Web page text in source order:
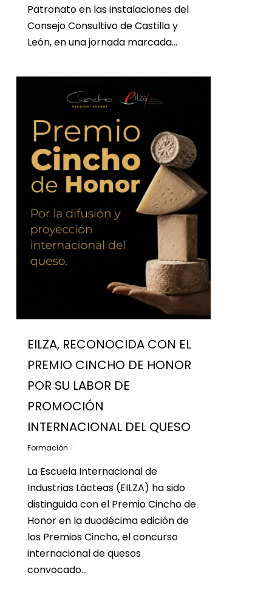
Patronato en las instalaciones del
Consejo Consultivo de Castilla y
León, en una jornada marcada…
EILZA, RECONOCIDA CON EL
PREMIO CINCHO DE HONOR
POR SU LABOR DE
PROMOCIÓN
INTERNACIONAL DEL QUESO
Formación
La Escuela Internacional de
Industrias Lácteas (EILZA) ha sido
distinguida con el Premio Cincho de
Honor en la duodécima edición de
los Premios Cincho, el concurso
internacional de quesos
convocado…